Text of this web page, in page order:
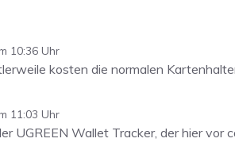
10:36 Uhr
kosten die normalen
11:03 Uhr
UGREEN Wallet Tracker, der hier